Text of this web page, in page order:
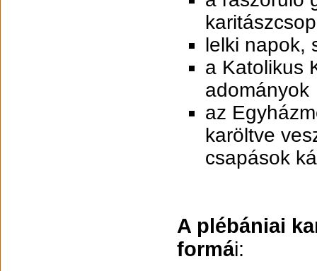
lelki napok,
a Katolikus
az
karöltve
csapások
A plébániai
formái: